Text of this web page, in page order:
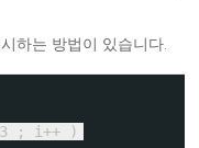
하는 방법이 있습니다.
; i++ )